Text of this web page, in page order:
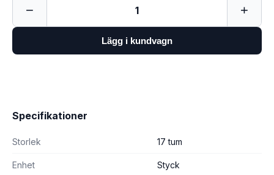
− 1 +
Lägg i kundvagn
Specifikationer
Storlek 17 tum
Enhet Styck